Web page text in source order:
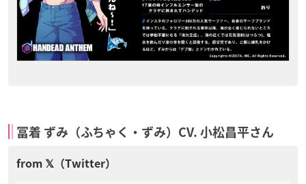
冨着 ずみ（ふちゃく・ずみ）CV. 小松昌平さん